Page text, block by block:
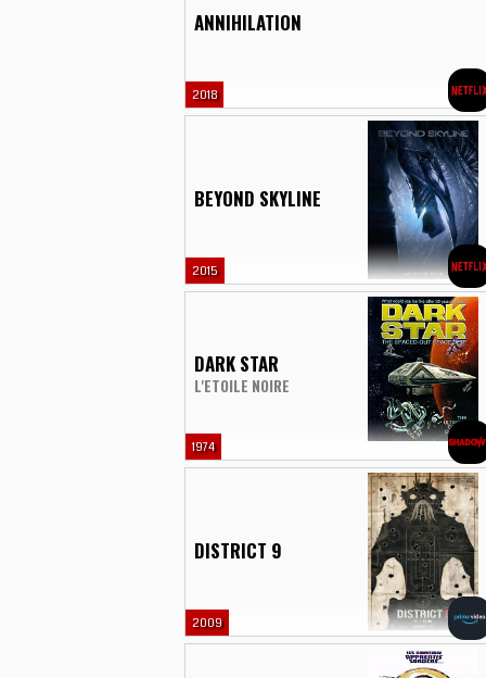
ANNIHILATION
2018
BEYOND SKYLINE
2015
DARK STAR
L'ETOILE NOIRE
1974
DISTRICT 9
2009